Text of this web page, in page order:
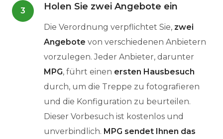
3 Holen Sie zwei Angebote ein
Die Verordnung verpflichtet Sie, zwei
Angebote von verschiedenen Anbietern
vorzulegen. Jeder Anbieter, darunter
MPG, führt einen ersten Hausbesuch
durch, um die Treppe zu fotografieren
und die Konfiguration zu beurteilen.
Dieser Vorbesuch ist kostenlos und
unverbindlich. MPG sendet Ihnen das